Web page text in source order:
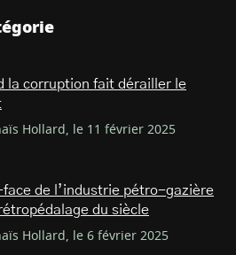
la corruption fait dérailler le
Hollard, le 11 février 2025
de l’industrie pétro-gazière
du siècle
Hollard, le 6 février 2025